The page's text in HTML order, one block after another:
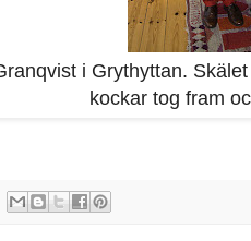
i Grythyttan.
kockar tog fram